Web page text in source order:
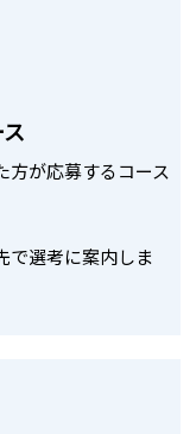
方が応募するコース
選考に案内しま